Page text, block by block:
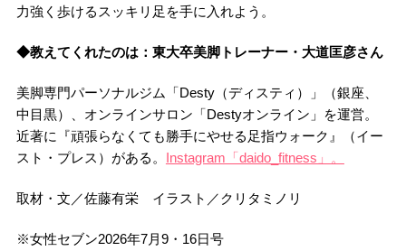
力強く歩けるスッキリ足を手に入れよう。
◆教えてくれたのは：東大卒美脚トレーナー・大道匡彦さん
美脚専門パーソナルジム「Desty（ディスティ）」（銀座、
中目黒）、オンラインサロン「Destyオンライン」を運営。
近著に『頑張らなくても勝手にやせる足指ウォーク』（イー
スト・プレス）がある。 Instagram「daido_fitness」。
取材・文／佐藤有栄 イラスト／クリタミノリ
※女性セブン2026年7月9・16日号